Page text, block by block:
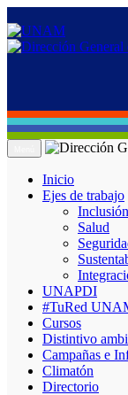
Inicio
Ejes de trabajo
Inclusión
Salud
UNAPDI
#TuRed
Cursos
Distintivo
Campañas e
Climatón
Directorio